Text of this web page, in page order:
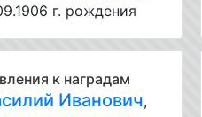
г. рождения
к наградам
Иванович,